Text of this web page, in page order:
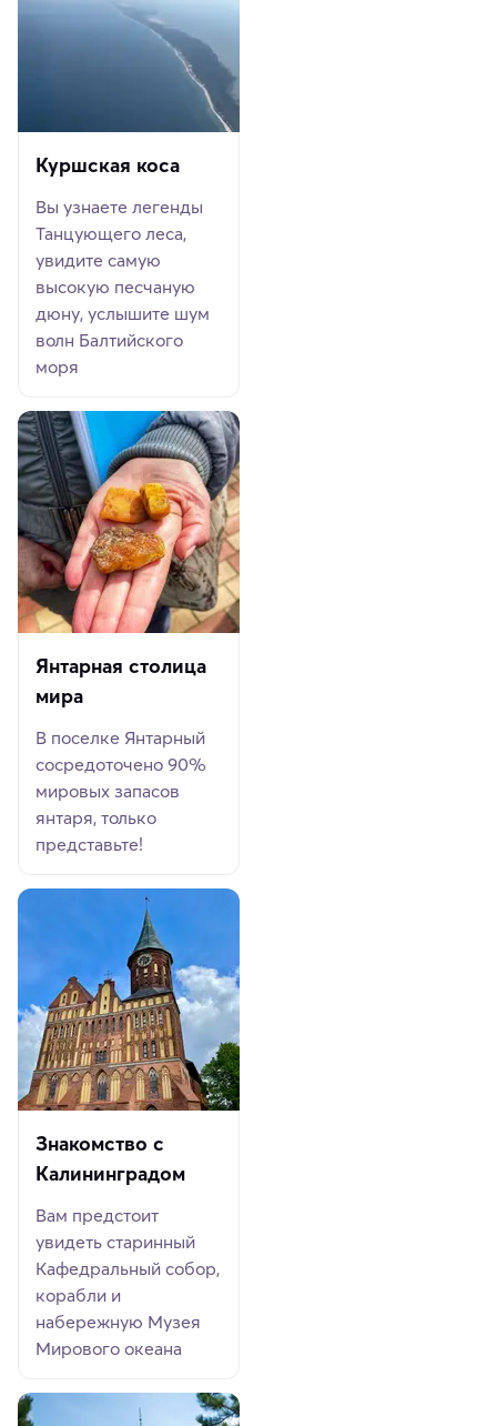
Куршская коса
Вы узнаете легенды
Танцующего леса,
увидите самую
высокую песчаную
дюну, услышите шум
волн Балтийского
моря
Янтарная столица
мира
В поселке Янтарный
сосредоточено 90%
мировых запасов
янтаря, только
представьте!
Знакомство с
Калининградом
Вам предстоит
увидеть старинный
Кафедральный собор,
корабли и
набережную Музея
Мирового океана